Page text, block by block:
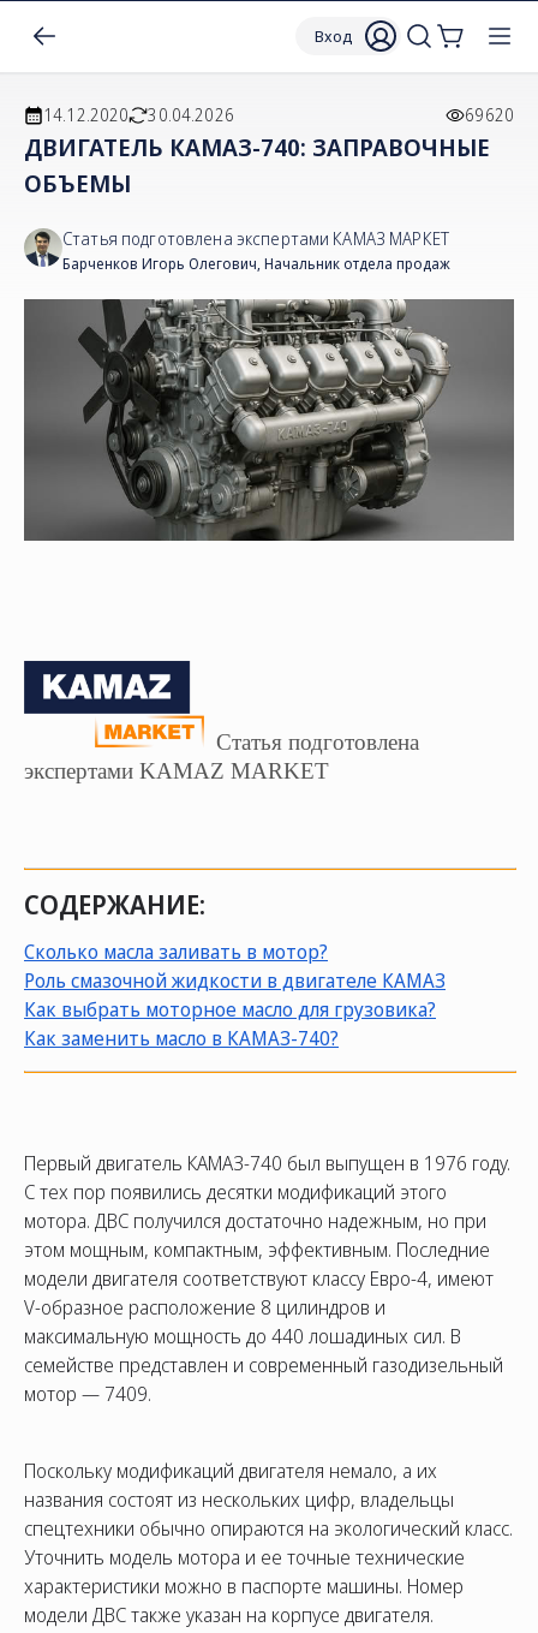
Вход
14.12.2020 30.04.2026 69620
ДВИГАТЕЛЬ КАМАЗ-740: ЗАПРАВОЧНЫЕ
ОБЪЕМЫ
Статья подготовлена экспертами КАМАЗ МАРКЕТ
Барченков Игорь Олегович, Начальник отдела продаж
Статья подготовлена
экспертами KAMAZ MARKET
СОДЕРЖАНИЕ:
Сколько масла заливать в мотор?
Роль смазочной жидкости в двигателе КАМАЗ
Как выбрать моторное масло для грузовика?
Как заменить масло в КАМАЗ-740?
Первый двигатель КАМАЗ-740 был выпущен в 1976 году.
С тех пор появились десятки модификаций этого
мотора. ДВС получился достаточно надежным, но при
этом мощным, компактным, эффективным. Последние
модели двигателя соответствуют классу Евро-4, имеют
V-образное расположение 8 цилиндров и
максимальную мощность до 440 лошадиных сил. В
семействе представлен и современный газодизельный
мотор — 7409.
Поскольку модификаций двигателя немало, а их
названия состоят из нескольких цифр, владельцы
спецтехники обычно опираются на экологический класс.
Уточнить модель мотора и ее точные технические
характеристики можно в паспорте машины. Номер
модели ДВС также указан на корпусе двигателя.